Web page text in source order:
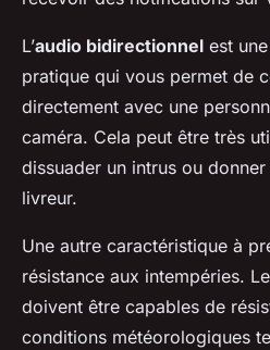
L’audio bidirectionnel est
pratique qui vous permet de
directement avec une
caméra. Cela peut être très
dissuader un intrus ou
livreur.
Une autre caractéristique à
résistance aux intempéries.
doivent être capables de
conditions météorologiques